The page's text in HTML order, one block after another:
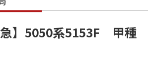
急】5050系5153F 甲種